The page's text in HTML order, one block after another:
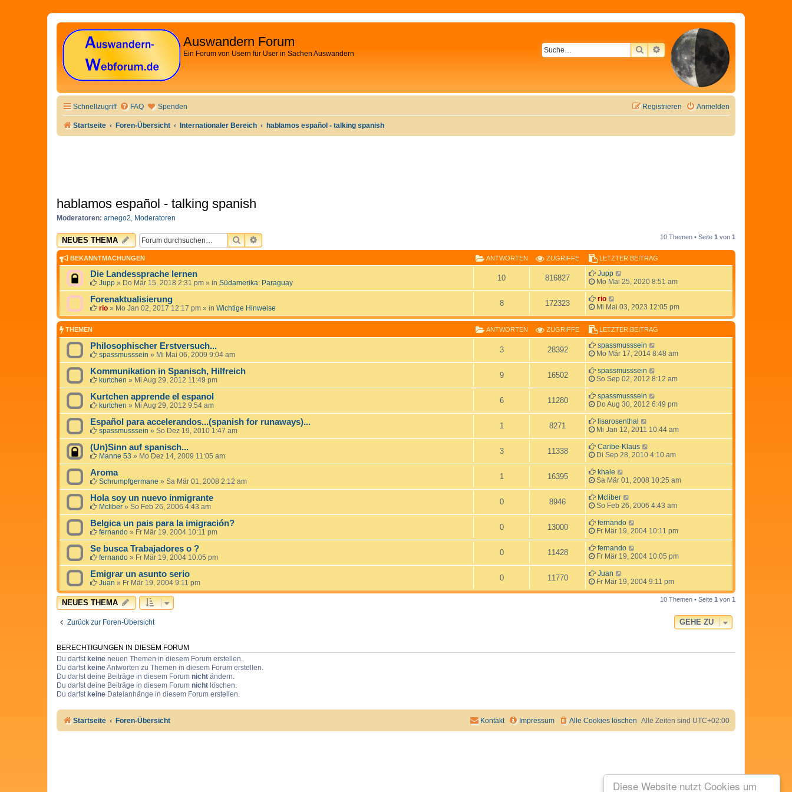
Diese Website nutzt Cookies um
Auswandern Forum
Ein Forum von Usern für User in Sachen Auswandern SUCHEERWEITERTE SUCHE
Schnellzugriff FAQ Spenden Anmelden
Registrieren
Startseite Foren-Übersicht Internationaler Bereich hablamos español - talking spanish
hablamos español - talking spanish
Moderatoren: arnego2, Moderatoren
NEUES THEMA SUCHEERWEITERTE SUCHE 10 Themen • Seite 1 von 1
BEKANNTMACHUNGEN ANTWORTEN ZUGRIFFE LETZTER BEITRAG
Die Landessprache lernen
Jupp » Do Mär 15, 2018 2:31 pm » in Südamerika: Paraguay
10 816827
Jupp
Mo Mai 25, 2020 8:51 am
Forenaktualisierung
rio » Mo Jan 02, 2017 12:17 pm » in Wichtige Hinweise
8 172323
rio
Mi Mai 03, 2023 12:05 pm
THEMEN ANTWORTEN ZUGRIFFE LETZTER BEITRAG
Philosophischer Erstversuch...
spassmusssein » Mi Mai 06, 2009 9:04 am
3 28392
spassmusssein
Mo Mär 17, 2014 8:48 am
Kommunikation in Spanisch, Hilfreich
kurtchen » Mi Aug 29, 2012 11:49 pm
9 16502
spassmusssein
So Sep 02, 2012 8:12 am
Kurtchen apprende el espanol
kurtchen » Mi Aug 29, 2012 9:54 am
6 11280
spassmusssein
Do Aug 30, 2012 6:49 pm
Español para accelerandos...(spanish for runaways)...
spassmusssein » So Dez 19, 2010 1:47 am
1 8271
lisarosenthal
Mi Jan 12, 2011 10:44 am
(Un)Sinn auf spanisch...
Manne 53 » Mo Dez 14, 2009 11:05 am
3 11338
Caribe-Klaus
Di Sep 28, 2010 4:10 am
Aroma
Schrumpfgermane » Sa Mär 01, 2008 2:12 am
1 16395
khale
Sa Mär 01, 2008 10:25 am
Hola soy un nuevo inmigrante
Mcliber » So Feb 26, 2006 4:43 am
0 8946
Mcliber
So Feb 26, 2006 4:43 am
Belgica un pais para la imigración?
fernando » Fr Mär 19, 2004 10:11 pm
0 13000
fernando
Fr Mär 19, 2004 10:11 pm
Se busca Trabajadores o ?
fernando » Fr Mär 19, 2004 10:05 pm
0 11428
fernando
Fr Mär 19, 2004 10:05 pm
Emigrar un asunto serio
Juan » Fr Mär 19, 2004 9:11 pm
0 11770
Juan
Fr Mär 19, 2004 9:11 pm
NEUES THEMA 10 Themen • Seite 1 von 1
Zurück zur Foren-Übersicht GEHE ZU
BERECHTIGUNGEN IN DIESEM FORUM
Du darfstkeine neuen Themen in diesem Forum erstellen.
Du darfstkeineAntworten zu Themen in diesem Forum erstellen.
Du darfst deine Beiträge in diesem Forum nicht ändern.
Du darfst deine Beiträge in diesem Forum nicht löschen.
Du darfstkeine Dateianhänge in diesem Forum erstellen.
Startseite Foren-Übersicht Alle Zeiten sind UTC+02:00
Alle Cookies löschen
Impressum
Kontakt